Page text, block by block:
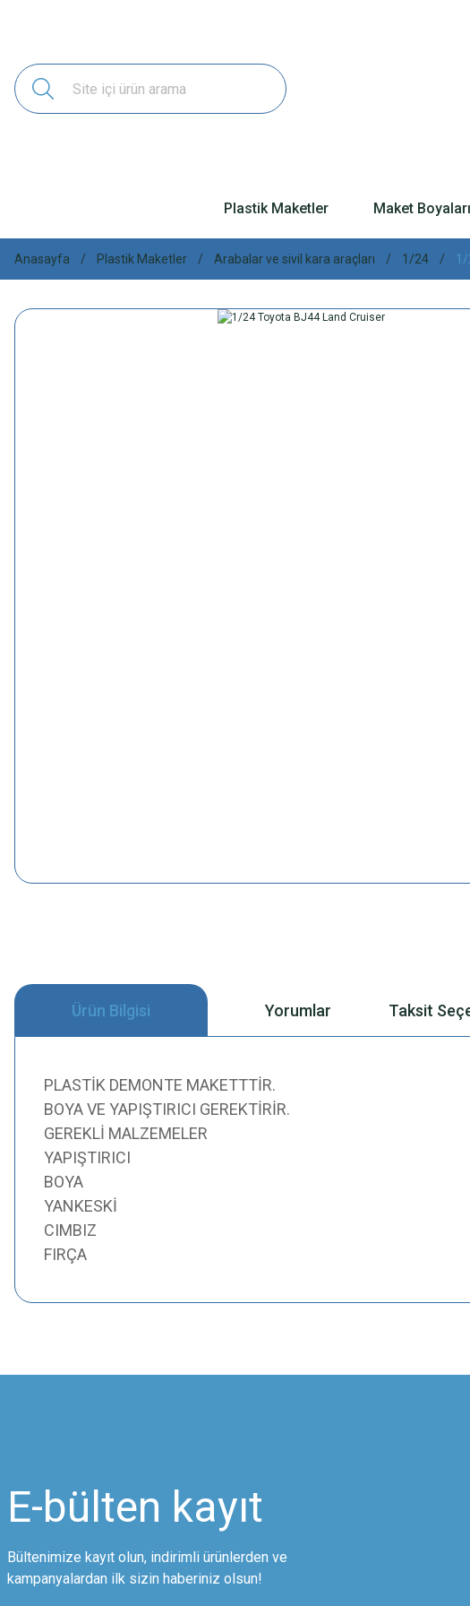
Plastik Maketler Maket Boyaları
Anasayfa Plastik Maketler Arabalar ve sivil kara araçları 1/24
Ürün Bilgisi Yorumlar Taksit
PLASTİK DEMONTE MAKETTTİR.
BOYA VE YAPIŞTIRICI GEREKTİRİR.
GEREKLİ MALZEMELER
YAPIŞTIRICI
BOYA
YANKESKİ
CIMBIZ
FIRÇA
Bu ürüne benzer farklı alternatifler olmalı.
E-bülten kayıt
Bültenimize kayıt olun, indirimli ürünlerden ve
kampanyalardan ilk sizin haberiniz olsun!